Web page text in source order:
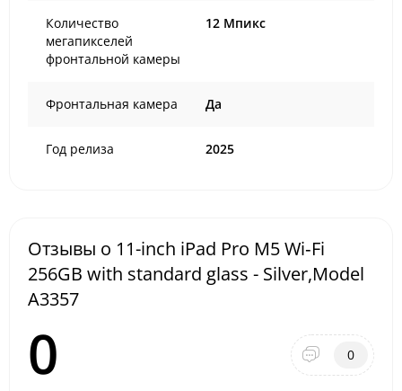
Количество
мегапикселей
фронтальной камеры
12 Мпикс
Фронтальная камера Да
Год релиза 2025
Отзывы о 11-inch iPad Pro M5 Wi‑Fi
256GB with standard glass - Silver,Model
A3357
0 0